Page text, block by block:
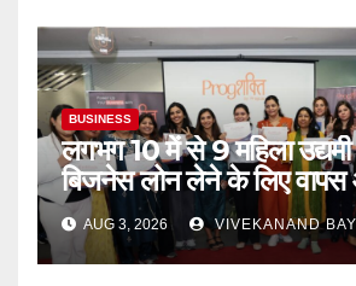
BUSINESS
लगभग 10 में से 9 महिला उद्यमी
बिजनेस लोन लेने के लिए वापस
AUG 3, 2026 VIVEKANAND